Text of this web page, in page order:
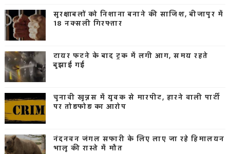
सुरक्षाबलों को निशाना बनाने की साजिश, बीजापुर में
18 नक्सली गिरफ्तार
टायर फटने के बाद ट्रक में लगी आग, समय रहते
बुझाई गई
चुनावी खुन्नस में युवक से मारपीट, हारने वाली पार्टी
पर तोड़फोड़ का आरोप
नंदनवन जंगल सफारी के लिए लाए जा रहे हिमालयन
भालू की रास्ते में मौत